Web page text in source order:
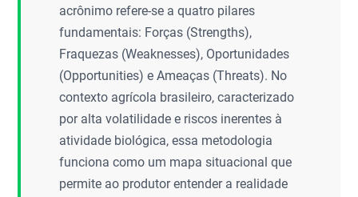
acrônimo refere-se a quatro pilares
fundamentais: Forças (Strengths),
Fraquezas (Weaknesses), Oportunidades
(Opportunities) e Ameaças (Threats). No
contexto agrícola brasileiro, caracterizado
por alta volatilidade e riscos inerentes à
atividade biológica, essa metodologia
funciona como um mapa situacional que
permite ao produtor entender a realidade